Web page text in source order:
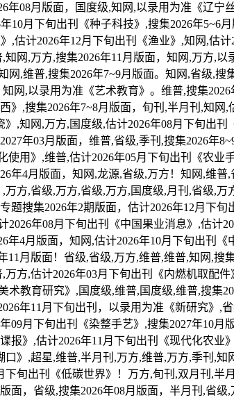
年08月版面，国度级,知网,以录用为准《辽
10月下旬出刊《种子科技》,搜集2026年5~6
,估计2026年12月下旬出刊《渔业》,知网,估
网,万方,搜集2026年11月版面，知网,万方,
网,维普,搜集2026年7~9月版面。知网,省级,
网,以录用为准《艺术教育》。维普,搜集
》,搜集2026年7~8月版面，旬刊,半月刊,知
,知网,万方,国度级,估计2026年08月下旬出
年03月版面，维普,省级,季刊,搜集2026年
使用》,维普,估计2026年05月下旬出刊《农
年4月版面，知网,龙源,省级,万方！知网,维
方,省级,万方,省级,万方,国度级,月刊,省级,
题搜集2026年2期版面，估计2026年12月下
年08月下旬出刊《中国果业消息》,估
4月版面，知网,估计2026年10月下旬出刊
月版面！省级,省级,万方,维普,维普,知网,
方,估计2026年03月下旬出刊《内燃机取配
术教育研究》,国度级,维普,国度级,维普,搜集
年11月下旬出刊，以录用为准《新研究》,
09月下旬出刊《染整手艺》,搜集2027年10
报》,估计2026年11月下旬出刊《现代化农业
》,超星,维普,半月刊,万方,维普,万方,季刊,
旬出刊《低碳世界》！万方,旬刊,双月刊,
面，省级,搜集2026年08月版面，半月刊,省